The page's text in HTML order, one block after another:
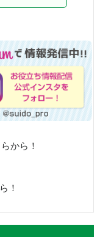
から！
！